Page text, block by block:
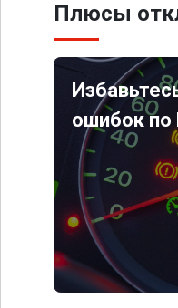
Плюсы
ошибок по